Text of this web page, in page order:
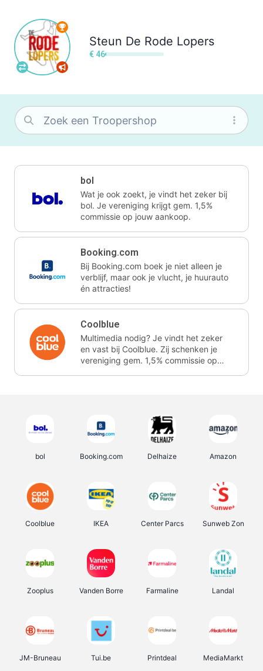
Steun De Rode Lopers
€ 46
bol
Wat je ook zoekt, je vindt het zeker bij
bol. Je vereniging krijgt gem. 1,5%
commissie op jouw aankoop.
Booking.com
Bij Booking.com boek je niet alleen je
verblijf, maar ook je vlucht, je huurauto
én attracties!
Coolblue
Multimedia nodig? Je vindt het zeker
en vast bij Coolblue. Zij schenken je
vereniging gem. 1,5% commissie op
bol Booking.com Delhaize Amazon
Coolblue IKEA Center Parcs Sunweb Zon
Zooplus Vanden Borre Farmaline Landal
JM-Bruneau Tui.be Printdeal MediaMarkt